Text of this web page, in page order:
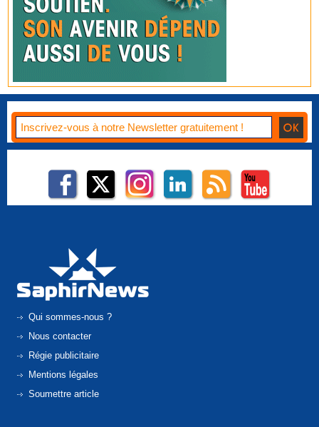
Qui sommes-nous ?
Nous contacter
Régie publicitaire
Mentions légales
Soumettre article